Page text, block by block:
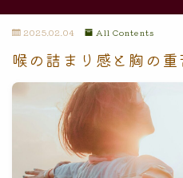
2025.02.04 All Contents
喉の詰まり感と胸の重